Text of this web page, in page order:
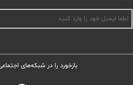
بازخورد را در شبکه‌های